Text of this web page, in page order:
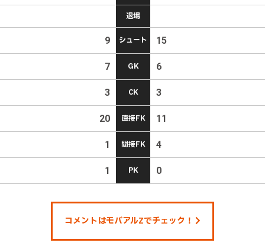
退場
9 シュート 15
7 GK 6
3 CK 3
20 直接FK 11
1 間接FK 4
1 PK 0
コメントはモバアルZでチェック！